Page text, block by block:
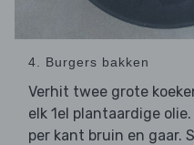
4. Burgers bakken
Verhit twee grote
elk 1el plantaardige
per kant bruin en gaar.